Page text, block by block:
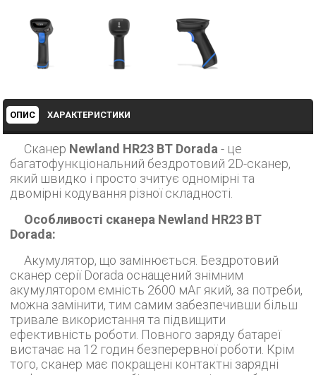
ОПИС ХАРАКТЕРИСТИКИ
Сканер Newland HR23 BT Dorada - це
багатофункціональний бездротовий 2D-сканер,
який швидко і просто зчитує одномірні та
двомірні кодування різної складності.
Особливості сканера Newland HR23 BT
Dorada:
Акумулятор, що замінюється. Бездротовий
сканер серії Dorada оснащений знімним
акумулятором ємність 2600 мАг який, за потреби,
можна замінити, тим самим забезпечивши більш
тривале використання та підвищити
ефективність роботи. Повного заряду батареї
вистачає на 12 годин безперервної роботи. Крім
того, сканер має покращені контактні зарядні